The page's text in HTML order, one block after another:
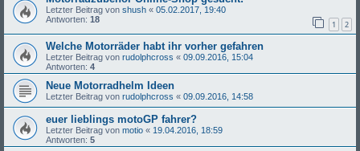
Letzter Beitrag von shush « 05.02.2017, 19:40
Antworten: 18 1 2
Welche Motorräder habt ihr vorher gefahren
Letzter Beitrag von rudolphcross « 09.09.2016, 15:04
Antworten: 4
Neue Motorradhelm Ideen
Letzter Beitrag von rudolphcross « 09.09.2016, 14:58
euer lieblings motoGP fahrer?
Letzter Beitrag von motio « 19.04.2016, 18:59
Antworten: 5